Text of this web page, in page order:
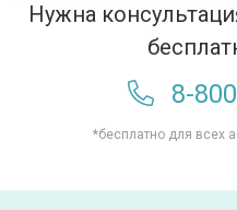
Нужна
8-
*бесплатно для всех